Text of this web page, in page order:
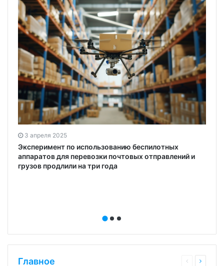
3 апреля 2025
Эксперимент по использованию беспилотных
аппаратов для перевозки почтовых отправлений и
грузов продлили на три года
Главное